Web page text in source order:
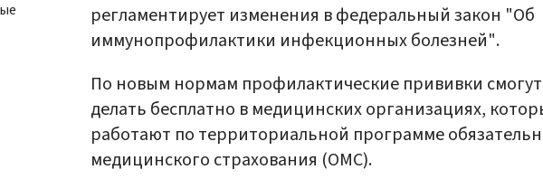
регламентирует изменения в федеральный закон "Об
иммунопрофилактики инфекционных болезней".
По новым нормам профилактические прививки смогут
делать бесплатно в медицинских организациях,
работают по территориальной программе
медицинского страхования (ОМС).